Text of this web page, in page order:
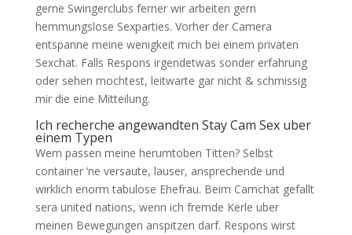
gerne Swingerclubs ferner wir arbeiten gern
hemmungslose Sexparties. Vorher der Camera
entspanne meine wenigkeit mich bei einem privaten
Sexchat. Falls Respons irgendetwas sonder erfahrung
oder sehen mochtest, leitwarte gar nicht & schmissig
mir die eine Mitteilung.
Ich recherche angewandten Stay Cam Sex uber
einem Typen
Wem passen meine herumtoben Titten? Selbst
container ‘ne versaute, lauser, ansprechende und
wirklich enorm tabulose Ehefrau. Beim Camchat gefallt
sera united nations, wenn ich fremde Kerle uber
meinen Bewegungen anspitzen darf. Respons wirst